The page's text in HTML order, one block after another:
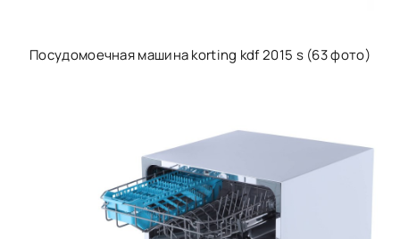
Посудомоечная машина korting kdf 2015 s (63 фото)